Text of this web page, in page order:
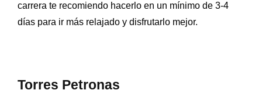
carrera te recomiendo hacerlo en un mínimo de 3-4
días para ir más relajado y disfrutarlo mejor.
Torres Petronas